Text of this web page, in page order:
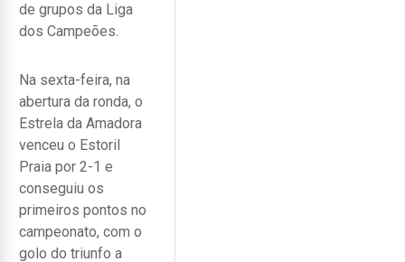
de grupos da Liga
dos Campeões.
Na sexta-feira, na
abertura da ronda, o
Estrela da Amadora
venceu o Estoril
Praia por 2-1 e
conseguiu os
primeiros pontos no
campeonato, com o
golo do triunfo a